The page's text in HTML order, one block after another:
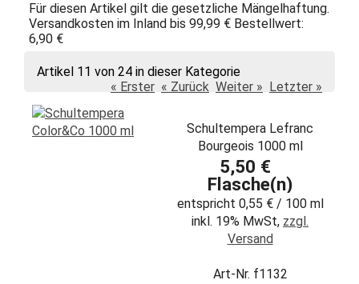
Für diesen Artikel gilt die gesetzliche Mängelhaftung.
Versandkosten im Inland bis 99,99 € Bestellwert:
6,90 €
Artikel 11 von 24 in dieser Kategorie
« Erster « Zurück Weiter » Letzter »
Schultempera Lefranc
Bourgeois 1000 ml
5,50 €
Flasche(n)
entspricht 0,55 € / 100 ml
inkl. 19% MwSt, zzgl.
Versand
Art-Nr. f1132